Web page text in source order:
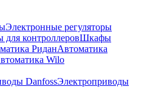
Электронные регуляторы
контроллеровШкафы
РиданАвтоматика
Wilo
DanfossЭлектроприводы